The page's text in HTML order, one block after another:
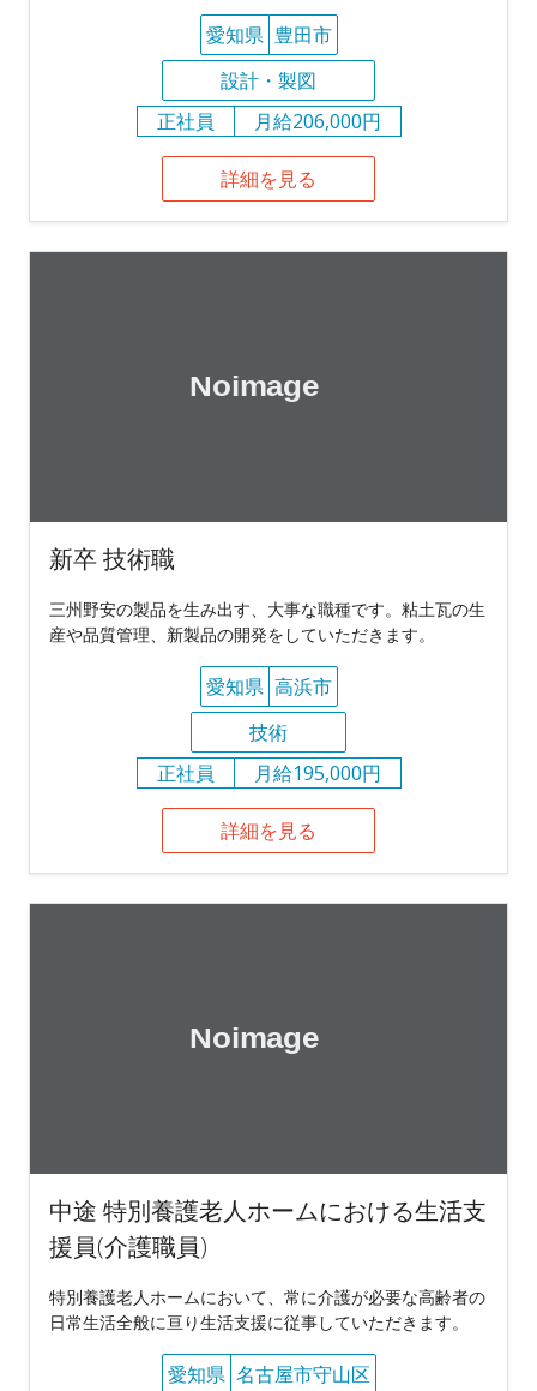
愛知県 豊田市
設計・製図
正社員
月給206,000円
詳細を見る
新卒 技術職
三州野安の製品を生み出す、大事な職種です。粘土瓦の生
産や品質管理、新製品の開発をしていただきます。
愛知県 高浜市
技術
正社員
月給195,000円
詳細を見る
中途 特別養護老人ホームにおける生活支
援員(介護職員)
特別養護老人ホームにおいて、常に介護が必要な高齢者の
日常生活全般に亘り生活支援に従事していただきます。
愛知県 名古屋市守山区